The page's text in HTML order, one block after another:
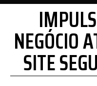
NEGÓCIO
SITE